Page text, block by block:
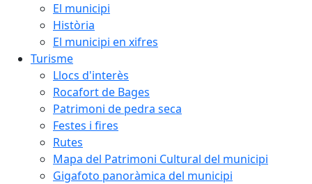
El municipi
Història
El municipi en xifres
Turisme
Llocs d'interès
Rocafort de Bages
Patrimoni de pedra seca
Festes i fires
Rutes
Mapa del Patrimoni Cultural del municipi
Gigafoto panoràmica del municipi